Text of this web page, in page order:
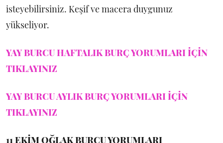
isteyebilirsiniz. Keşif ve macera duygunuz
yükseliyor.
YAY BURCU HAFTALIK BURÇ YORUMLARI İÇİN
TIKLAYINIZ
YAY BURCU AYLIK BURÇ YORUMLARI İÇİN
TIKLAYINIZ
11 EKİMOĞLAK BURCU YORUMLARI